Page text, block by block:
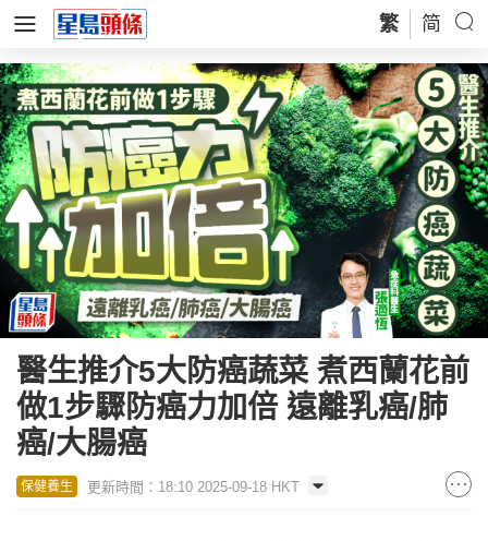
繁 简
醫生推介5大防癌蔬菜 煮西蘭花前
做1步驟防癌力加倍 遠離乳癌/肺
癌/大腸癌
保健養生 更新時間：18:10 2025-09-18 HKT